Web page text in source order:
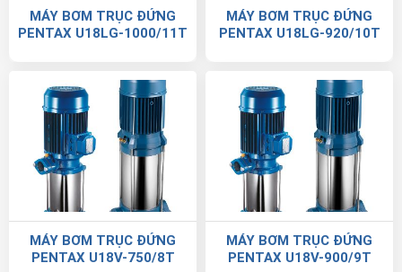
MÁY BƠM TRỤC ĐỨNG
PENTAX U18LG-1000/11T
MÁY BƠM TRỤC ĐỨNG
PENTAX U18LG-920/10T
MÁY BƠM TRỤC ĐỨNG
PENTAX U18V-750/8T
MÁY BƠM TRỤC ĐỨNG
PENTAX U18V-900/9T